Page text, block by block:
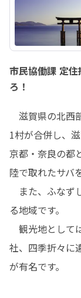
市民協働課 定
ろ！
滋賀県の北西
1村が合併し、
京都・奈良の都
陸で取れたサバ
また、ふなず
る地域です。
観光地として
社、四季折々に
が有名です。